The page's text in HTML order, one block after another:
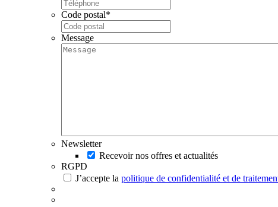
Code postal*
Message
Newsletter
Recevoir nos offres et actualités
RGPD
J’accepte la politique de confidentialité et de